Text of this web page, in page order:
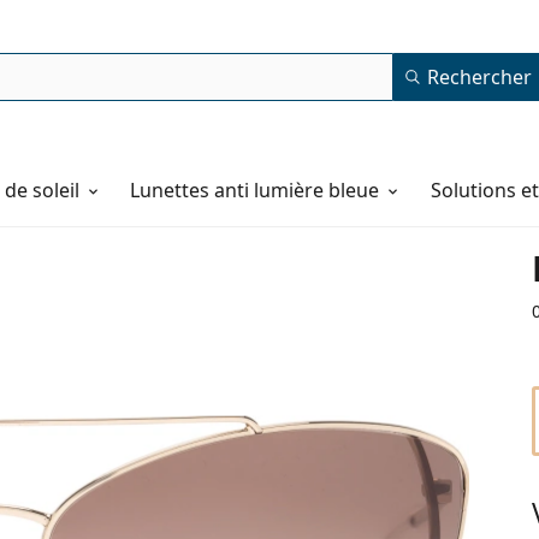
Rechercher
soleil Lunettes anti lumière bleue Solutions